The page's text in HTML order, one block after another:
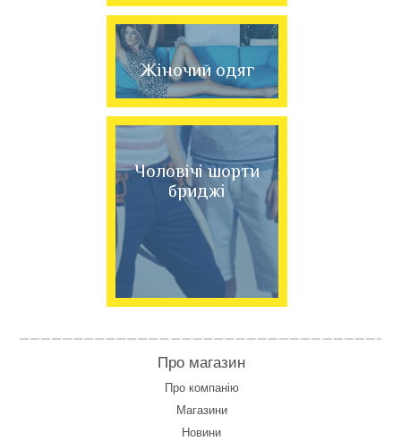
Жіночий одяг
Чоловічі шорти
бриджі
Про магазин
Про компанію
Магазини
Новини